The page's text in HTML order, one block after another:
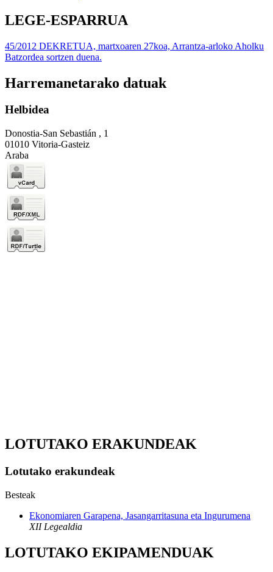
LEGE-ESPARRUA
45/2012 DEKRETUA, martxoaren 27koa, Arrantza-arloko Aholku
Batzordea sortzen duena.
Harremanetarako datuak
Helbidea
Donostia-San Sebastián , 1
01010 Vitoria-Gasteiz
Araba
LOTUTAKO ERAKUNDEAK
Lotutako erakundeak
Besteak
Ekonomiaren Garapena, Jasangarritasuna eta Ingurumena
XII Legealdia
LOTUTAKO EKIPAMENDUAK